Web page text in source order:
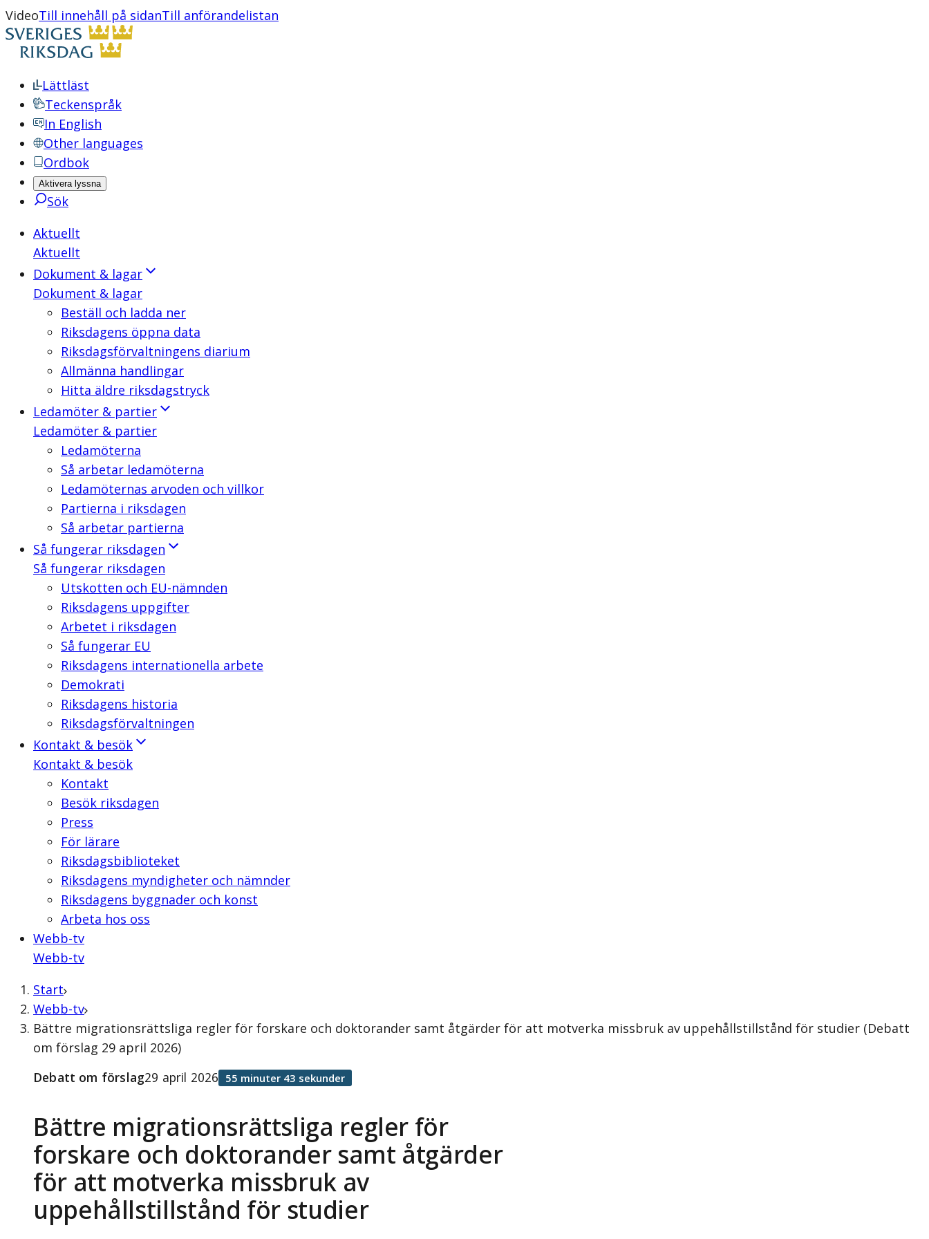
VideoTill innehåll på sidanTill anförandelistan
Lättläst
Teckenspråk
In English
Other languages
Ordbok
Aktivera lyssna
Sök
Aktuellt
Aktuellt
Dokument & lagar
Dokument & lagar
Beställ och ladda ner
Riksdagens öppna data
Riksdagsförvaltningens diarium
Allmänna handlingar
Hitta äldre riksdagstryck
Ledamöter & partier
Ledamöter & partier
Ledamöterna
Så arbetar ledamöterna
Ledamöternas arvoden och villkor
Partierna i riksdagen
Så arbetar partierna
Så fungerar riksdagen
Så fungerar riksdagen
Utskotten och EU-nämnden
Riksdagens uppgifter
Arbetet i riksdagen
Så fungerar EU
Riksdagens internationella arbete
Demokrati
Riksdagens historia
Riksdagsförvaltningen
Kontakt & besök
Kontakt & besök
Kontakt
Besök riksdagen
Press
För lärare
Riksdagsbiblioteket
Riksdagens myndigheter och nämnder
Riksdagens byggnader och konst
Arbeta hos oss
Webb-tv
Webb-tv
Start
Webb-tv
Bättre migrationsrättsliga regler för forskare och doktorander samt åtgärder för att motverka missbruk av uppehållstillstånd för studier (Debatt
om förslag 29 april 2026)
Bättre migrationsrättsliga regler för
forskare och doktorander samt åtgärder
för att motverka missbruk av
uppehållstillstånd för studier
Debatt om förslag29 april 2026 55 minuter 43 sekunder